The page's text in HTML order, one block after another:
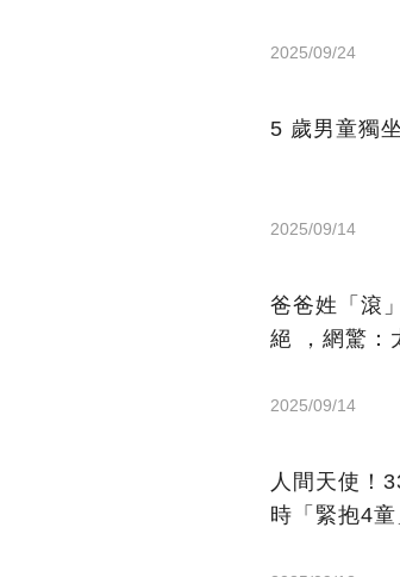
2025/09/24
5 歲男童獨
2025/09/14
爸爸姓「滾
絕 ，網驚：
2025/09/14
人間天使！
時「緊抱4